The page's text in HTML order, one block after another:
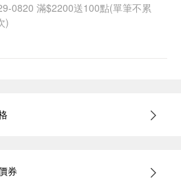
0820 滿$2200送100點(單筆不累
)
券